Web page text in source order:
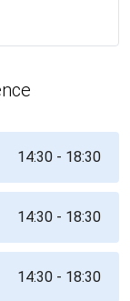
14:30 - 18:30
14:30 - 18:30
14:30 - 18:30